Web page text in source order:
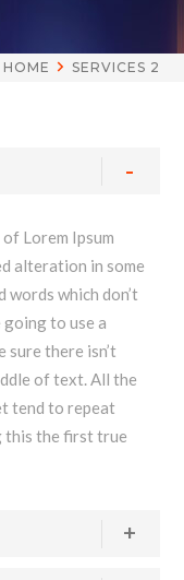
HOME SERVICES 2
Lorem Ipsum
alteration in some
words which don’t
to use a
sure there isn’t
of text. All the
tend to repeat
this the first true